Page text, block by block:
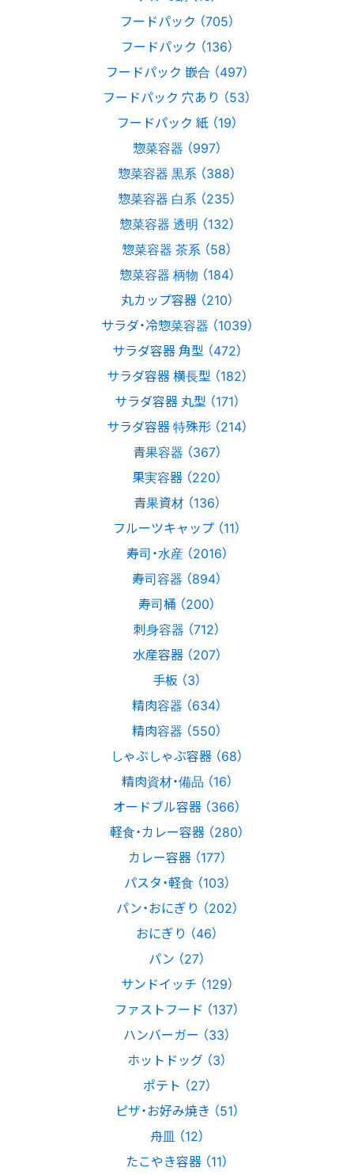
フードパック （705）
フードパック （136）
フードパック 嵌合 （497）
フードパック 穴あり （53）
フードパック 紙 （19）
惣菜容器 （997）
惣菜容器 黒系 （388）
惣菜容器 白系 （235）
惣菜容器 透明 （132）
惣菜容器 茶系 （58）
惣菜容器 柄物 （184）
丸カップ容器 （210）
サラダ・冷惣菜容器 （1039）
サラダ容器 角型 （472）
サラダ容器 横長型 （182）
サラダ容器 丸型 （171）
サラダ容器 特殊形 （214）
青果容器 （367）
果実容器 （220）
青果資材 （136）
フルーツキャップ （11）
寿司・水産 （2016）
寿司容器 （894）
寿司桶 （200）
刺身容器 （712）
水産容器 （207）
手板 （3）
精肉容器 （634）
精肉容器 （550）
しゃぶしゃぶ容器 （68）
精肉資材・備品 （16）
オードブル容器 （366）
軽食・カレー容器 （280）
カレー容器 （177）
パスタ・軽食 （103）
パン・おにぎり （202）
おにぎり （46）
パン （27）
サンドイッチ （129）
ファストフード （137）
ハンバーガー （33）
ホットドッグ （3）
ポテト （27）
ピザ・お好み焼き （51）
舟皿 （12）
たこやき容器 （11）